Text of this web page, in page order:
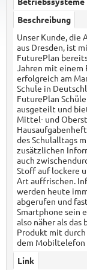
Beschreibung
Unser Kunde, die
aus Dresden, ist
FuturePlan
Jahren mit einem
erfolgreich am
Schule in
FuturePlan
ausgeteilt und
Mittel- und
des Schulalltags
zusätzlichen
auch
Stoff auf lockere
Art auffrischen.
werden heute
abgerufen und
Smartphone sein
also näher als das
Produkt mit durch
dem Mobiltelefon
Link